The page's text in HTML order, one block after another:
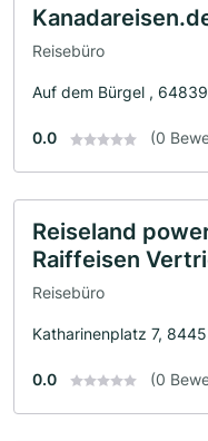
Reisebüro
Auf dem Bürgel ,
0.0 (0
Reiseland
Raiffeisen
Reisebüro
Katharinenplatz 7,
0.0 (0